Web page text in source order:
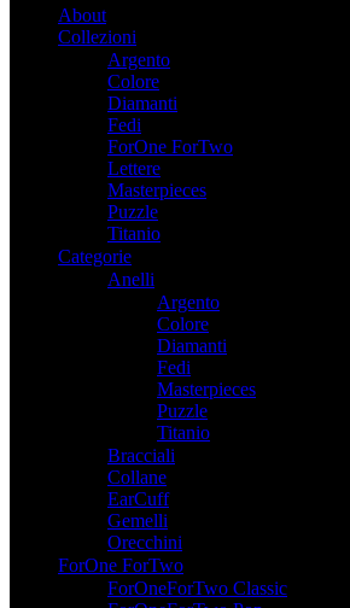
About
Collezioni
Argento
Colore
Diamanti
Fedi
ForOne ForTwo
Lettere
Masterpieces
Puzzle
Titanio
Categorie
Anelli
Argento
Colore
Diamanti
Fedi
Masterpieces
Puzzle
Titanio
Bracciali
Collane
EarCuff
Gemelli
Orecchini
ForOne ForTwo
ForOneForTwo Classic